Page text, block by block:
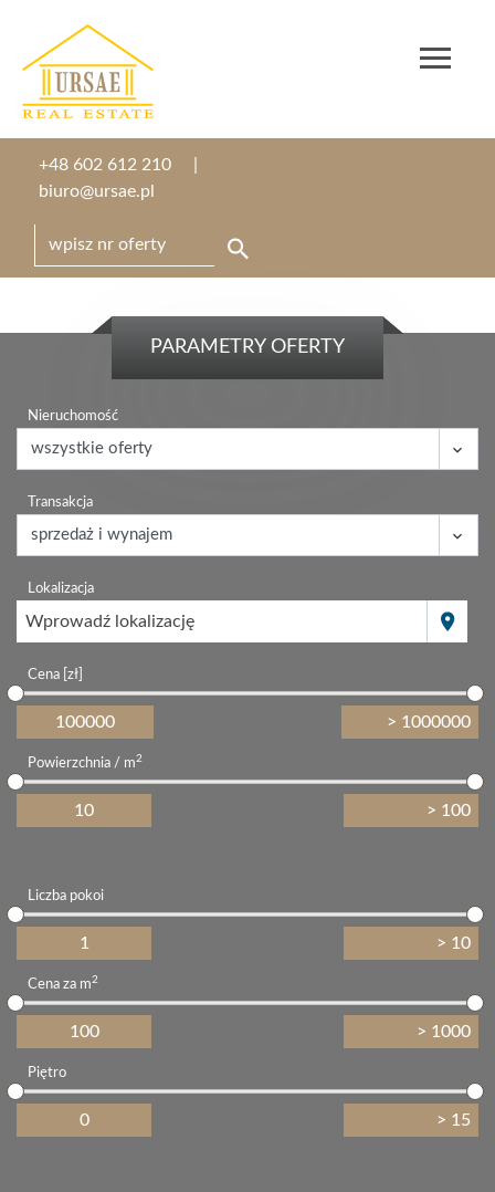
+48 602 612 210
biuro@ursae.pl
PARAMETRY OFERTY
Nieruchomość
Transakcja
Lokalizacja
Wprowadź lokalizację
Cena [zł]
Powierzchnia / m2
Liczba pokoi
Cena za m2
Piętro